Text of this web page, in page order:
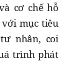
cơ chế hỗ
mục tiêu
nhân, coi
trình phát